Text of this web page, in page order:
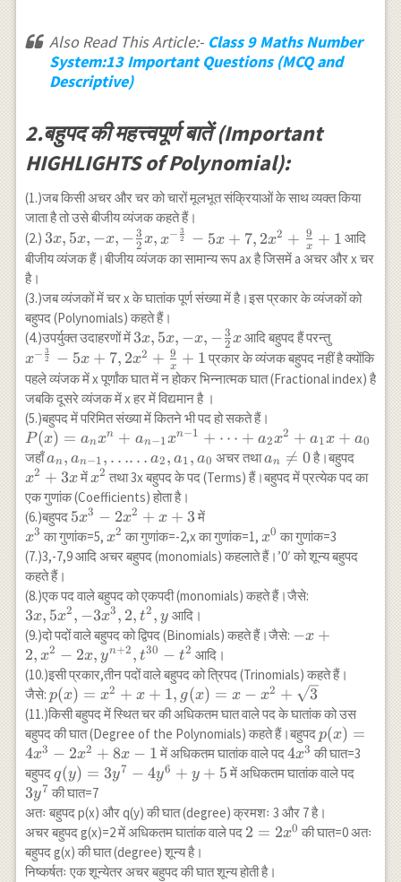
Also Read This Article:- Class 9 Maths Number
System:13 Important Questions (MCQ and
Descriptive)
2.बहुपद की महत्त्वपूर्ण बातें (Important
HIGHLIGHTS of Polynomial):
(1.)जब किसी अचर और चर को चारों मूलभूत संक्रियाओं के साथ व्यक्त किया
जाता है तो उसे बीजीय व्यंजक कहते हैं।
(2.) 3x,5x,-x,-\frac{3}
{2}x,x^{-\frac{3}
{x}+1
3x, 5x, −x, − 2
3 x, x− 2
3 − 5x + 7, 2x2 + x
9 + 1 आदि
बीजीय व्यंजक हैं।बीजीय व्यंजक का सामान्य रूप ax है जिसमें a अचर और x चर
है।
(3.)जब व्यंजकों में चर x के घातांक पूर्ण संख्या में है।इस प्रकार के व्यंजकों को
बहुपद (Polynomials) कहते हैं।
(4.)उपर्युक्त उदाहरणों में3x,5x,-
x,-
\frac{3}
{2}x
3x, 5x, −x, − 2
3 xआदि बहुपद हैं परन्तुx^{-
{2}}-
{x}+1
x− 2
3 − 5x + 7, 2x2 + x
9 + 1 प्रकार के व्यंजक बहुपद नहीं है क्योंकि
पहले व्यंजक में x पूर्णांक घात में न होकर भिन्नात्मक घात (Fractional index) है
जबकि दूसरे व्यंजक में x हर में विद्यमान है ।
(5.)बहुपद में परिमित संख्या में कितने भी पद हो सकते हैं।
P(x)=a_nx^n+a_{n-1}x^{n-
1}+\cdots+a_2x^2+a_1x+a_0
P(x) = anxn + an−1xn−1 + ⋯ + a2x2 + a1x + a0
जहाँa_n, a_{n-
1}, \ldots
\ldots
a_2,a_1,a_0
an, an−1 , …… a2 , a1 , a0 अचर तथाa_n
\neq
an 
= 0है।बहुपद
x2 + 3xमेंx^2
x2 तथा 3x बहुपद के पद (Terms) हैं।बहुपद में प्रत्येक पद का
एक गुणांक (Coefficients) होता है।
(6.)बहुपद 5x^3-
2x^2+x+3
5x3 − 2x2 + x + 3 में
x^3
x3 का गुणांक=5, x^2
x2 का गुणांक=-2,x का गुणांक=1, x^0
x0 का गुणांक=3
(7.)3,-7,9 आदि अचर बहुपद (monomials) कहलाते हैं।’0′ को शून्य बहुपद
कहते हैं।
(8.)एक पद वाले बहुपद को एकपदी (monomials) कहते हैं।जैसे:
3x, 5x2 , −3x3 , 2, t2 , y आदि।
(9.)दो पदों वाले बहुपद को द्विपद (Binomials) कहते हैं।जैसे: -x+2 ,x^2-
t^2
−x +
2, x2 − 2x, yn+2 , t30 − t2 आदि।
(10.)इसी प्रकार,तीन पदों वाले बहुपद को त्रिपद (Trinomials) कहते हैं।
जैसे: p(x)=x^2+x+1,g(x)=x-
x^2+\sqrt{3}
p(x) = x2 + x + 1, g(x) = x − x2 + 3
(11.)किसी बहुपद में स्थित चर की अधिकतम घात वाले पद के घातांक को उस
बहुपद की घात (Degree of the Polynomials) कहते हैं।बहुपदp(x)=4x^3-
2x^2+8x-1
p(x) =
4x3 − 2x2 + 8x − 1 में अधिकतम घातांक वाले पद4
x^3
4x3 की घात=3
बहुपदq(y)=3y^7-
4y^6+y+5
q(y) = 3y7 − 4y6 + y + 5 में अधिकतम घातांक वाले पद
3y7 की घात=7
अतः बहुपद p(x) और q(y) की घात (degree) क्रमशः 3 और 7 है।
अचर बहुपद g(x)=2 में अधिकतम घातांक वाले पद 2=2
2 = 2x0 की घात=0 अतः
बहुपद g(x) की घात (degree) शून्य है।
निष्कर्षतः एक शून्येतर अचर बहुपद की घात शून्य होती है।